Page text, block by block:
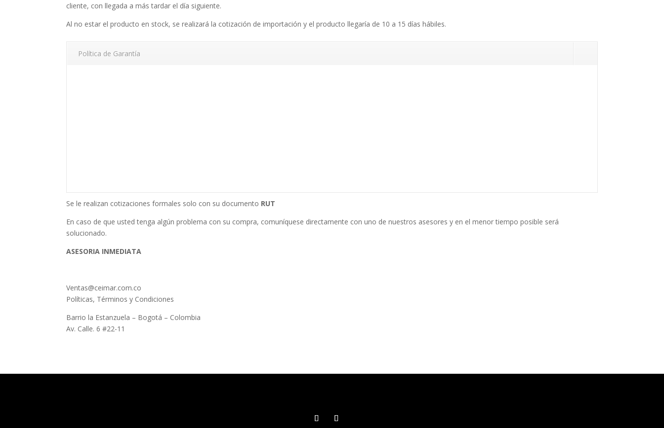
cliente, con llegada a más tardar el día siguiente.
Al no estar el producto en stock, se realizará la cotización de importación y el producto llegaría de 10 a 15 días hábiles.
Política de Garantía
Se le realizan cotizaciones formales solo con su documento RUT
En caso de que usted tenga algún problema con su compra, comuníquese directamente con uno de nuestros asesores y en el menor tiempo posible será
solucionado.
ASESORIA INMEDIATA
Ventas@ceimar.com.co
Políticas, Términos y Condiciones
Barrio la Estanzuela – Bogotá – Colombia
Av. Calle. 6 #22-11